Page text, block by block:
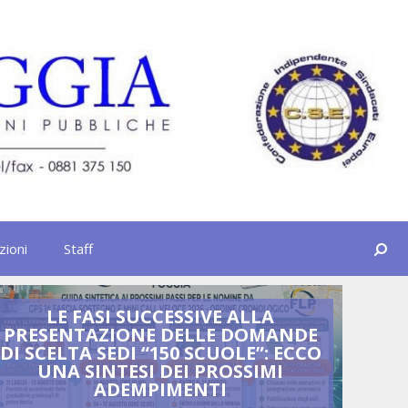
Staff Cerca
LE FASI SUCCESSIVE ALLA
PRESENTAZIONE DELLE DOMANDE
DI SCELTA SEDI “150 SCUOLE”: ECCO
UNA SINTESI DEI PROSSIMI
ADEMPIMENTI